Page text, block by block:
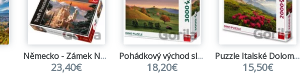
voľného času ako napríklad pozeranie televízie či hranie sa na počítači.
Německo - Zámek Neuschwanstein
23,40€
Pohádkový východ slunce
18,20€
Puzzle Italské Dolomity
15,50€